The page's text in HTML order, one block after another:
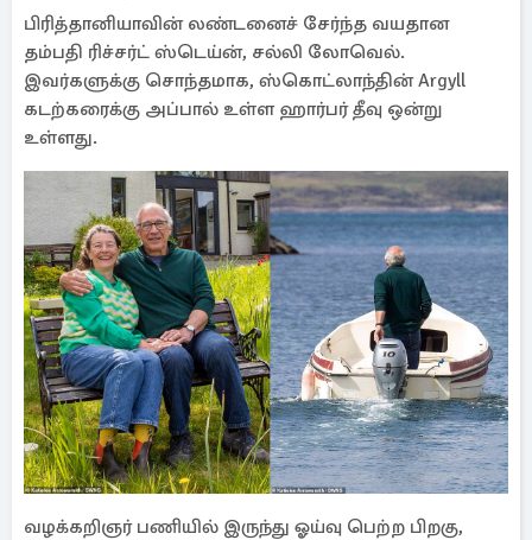
பிரித்தானியாவின் லண்டனைச் சேர்ந்த வயதான
தம்பதி ரிச்சர்ட் ஸ்டெய்ன், சல்லி லோவெல்.
இவர்களுக்கு சொந்தமாக, ஸ்கொட்லாந்தின் Argyll
கடற்கரைக்கு அப்பால் உள்ள ஹார்பர் தீவு ஒன்று
உள்ளது.
வழக்கறிஞர் பணியில் இருந்து ஓய்வு பெற்ற பிறகு,